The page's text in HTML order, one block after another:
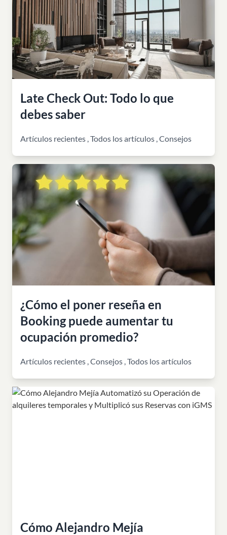
Late Check Out: Todo lo que
debes saber
Artículos recientes ,Todos los artículos ,Consejos
¿Cómo el poner reseña en
Booking puede aumentar tu
ocupación promedio?
Artículos recientes ,Consejos ,Todos los artículos
Cómo Alejandro Mejía